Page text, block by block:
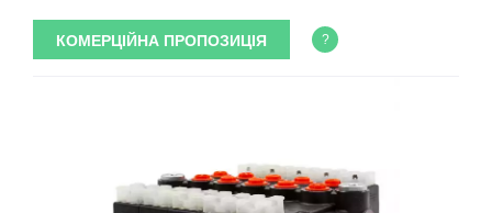
КОМЕРЦІЙНА ПРОПОЗИЦІЯ ?